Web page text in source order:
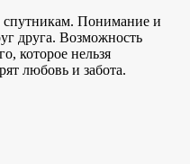
Понимание и
друга. Возможность
которое нельзя
любовь и забота.